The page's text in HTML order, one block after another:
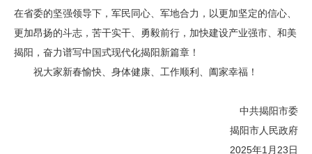
在省委的坚强领导下，军民同心、军地合力，以更加坚定的信心、
更加昂扬的斗志，苦干实干、勇毅前行，加快建设产业强市、和美
揭阳，奋力谱写中国式现代化揭阳新篇章！
祝大家新春愉快、身体健康、工作顺利、阖家幸福！
中共揭阳市委
揭阳市人民政府
2025年1月23日